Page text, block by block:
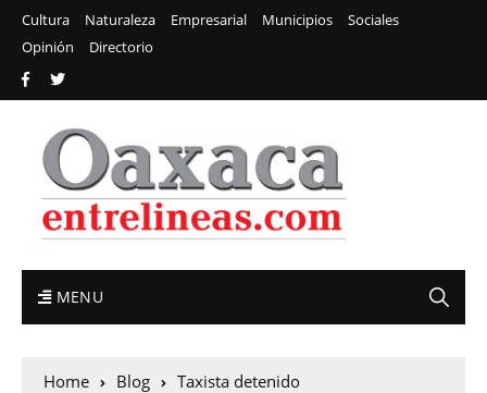
Cultura Naturaleza Empresarial Municipios
Sociales
Opinión
Directorio
MENU
Home Blog Taxista detenido